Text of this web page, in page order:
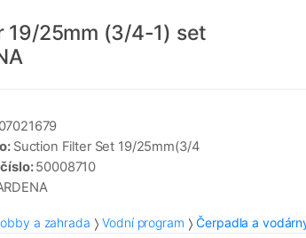
19/25mm (3/4-1) set
Suction Filter Set 19/25mm(3/4
50008710
a zahrada Vodní program Čerpadla a